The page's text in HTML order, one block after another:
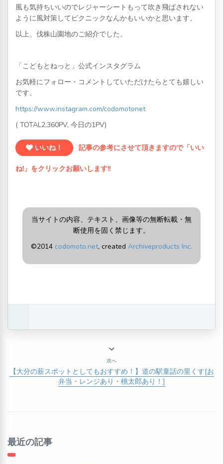
風も気持ちいいのでレジャーシートもって吹き飛ばされない
ように風対策してピクニックなんかもいいかと思います。
以上、伐株山園地のご紹介でした。
「こどもとねっと」公式インスタグラム
お気軽にフォロー・コメントしていただけたらとても嬉しい
です。
https://www.instagram.com/codomotonet
( TOTAL2,360PV, 今日の1PV)
いいね！ 記事の参考にさせて頂きますので「いい
ね!」をクリックお願いします!!
当サイトの内容、テキスト、画像等の無断転載・無
断使用を固く禁じます。
©2014 codomoto.net, created Archiveproducts Inc.
次へ
【大分の薪スポットとしてもおすすめ！】道の駅童話の里くす[お
弁当・レンジあり・桃太郎あり！]
最近の記事